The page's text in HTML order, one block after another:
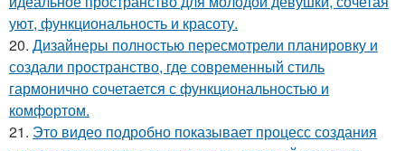
уют, функциональность и красоту.
20. Дизайнеры полностью пересмотрели планировку и
создали пространство, где современный стиль
гармонично сочетается с функциональностью и
комфортом.
21. Это видео подробно показывает процесс создания